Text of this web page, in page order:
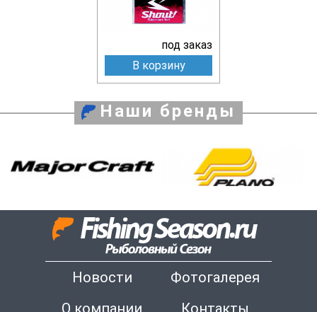
под заказ
В корзину
Наши бренды
Новости
Фотогалерея
О компании
Контакты